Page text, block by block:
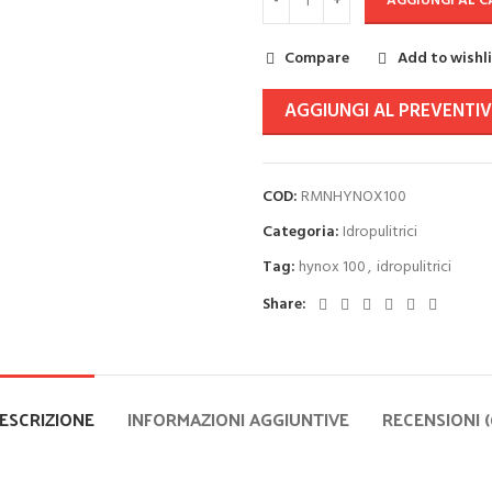
Compare Add to
AGGIUNGI AL
COD: RMNHYNOX100
Categoria: Idropulitrici
Tag: hynox 100, idropulitrici
Share:
INFORMAZIONI AGGIUNTIVE RECENSIONI